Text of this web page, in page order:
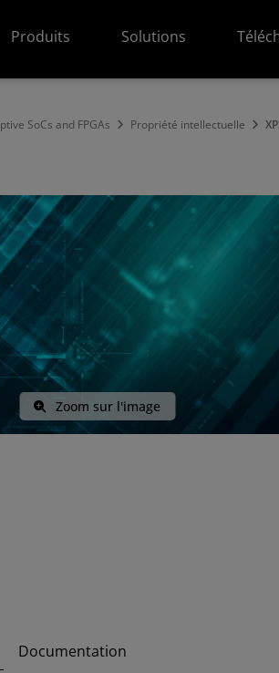
Produits
Solutions
SoCs and FPGAs Propriété intellectuelle
Zoom sur l'image
Documentation